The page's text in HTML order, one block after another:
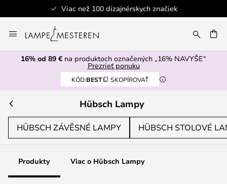
dizajnérskych značiek
to
Content
16% od 89 € na produktoch označených „16% NAVYŠE“
Prezrieť ponuku
KÓD:BEST SKOPÍROVAŤ
Hübsch Lampy
HÜBSCH ZÁVĚSNÉ LAMPY HÜBSCH STOLOVÉ
Produkty Viac o Hübsch Lampy